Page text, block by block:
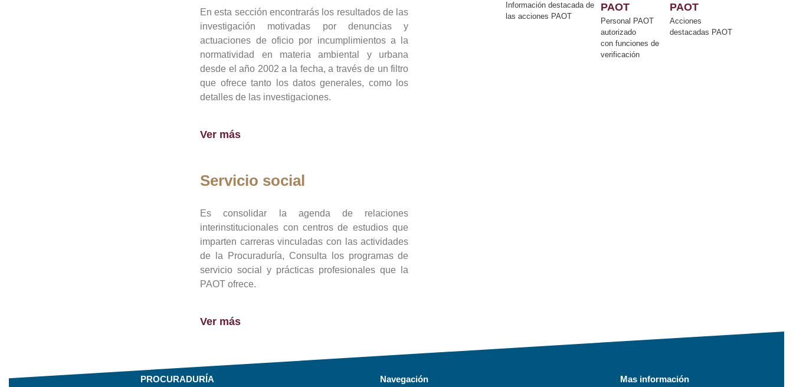
En esta sección encontrarás los resultados de las
investigación motivadas por denuncias y
actuaciones de oficio por incumplimientos a la
normatividad en materia ambiental y urbana
desde el año 2002 a la fecha, a través de un filtro
que ofrece tanto los datos generales, como los
detalles de las investigaciones.
Ver más
Servicio social
Es consolidar la agenda de relaciones
interinstitucionales con centros de estudios que
imparten carreras vinculadas con las actividades
de la Procuraduría, Consulta los programas de
servicio social y prácticas profesionales que la
PAOT ofrece.
Ver más
Información destacada de
las acciones PAOT
PAOT
Personal PAOT
autorizado
con funciones de
verificación
PAOT
Acciones
destacadas PAOT
PROCURADURÍA Navegación Mas información